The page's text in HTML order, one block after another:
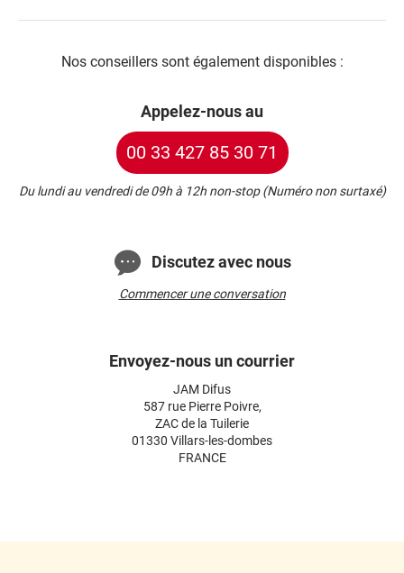
Nos conseillers sont également disponibles :
Appelez-nous au
00 33 427 85 30 71
Du lundi au vendredi de 09h à 12h non-stop (Numéro non surtaxé)
Discutez avec nous
Commencer une conversation
Envoyez-nous un courrier
JAM Difus
587 rue Pierre Poivre,
ZAC de la Tuilerie
01330 Villars-les-dombes
FRANCE